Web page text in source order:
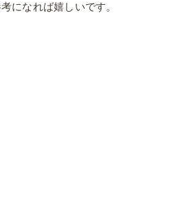
になれば嬉しいです。